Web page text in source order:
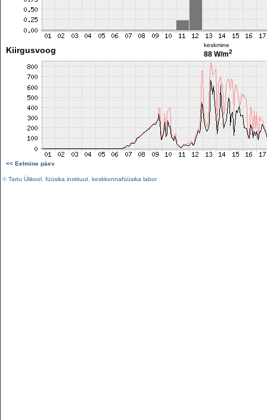
Kiirgusvoog
keskmine
88 W/m2
<< Eelmine päev
©Tartu Ülikool füüsika instituut keskkonnafüüsika labor